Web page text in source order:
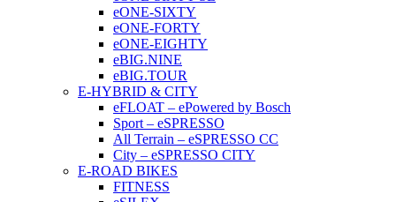
eONE-SIXTY
eONE-FORTY
eONE-EIGHTY
eBIG.NINE
eBIG.TOUR
E-HYBRID & CITY
eFLOAT – ePowered by Bosch
Sport – eSPRESSO
All Terrain – eSPRESSO CC
City – eSPRESSO CITY
E-ROAD BIKES
FITNESS